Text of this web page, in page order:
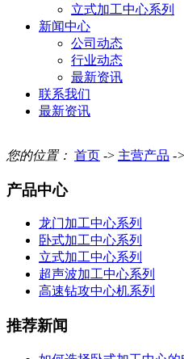
立式加工中心系列
新闻中心
公司动态
行业动态
最新资讯
联系我们
最新资讯
您的位置： 首页 -> 主营产品 ->
产品中心
龙门加工中心系列
卧式加工中心系列
立式加工中心系列
超声波加工中心系列
高速钻攻中心机系列
推荐新闻